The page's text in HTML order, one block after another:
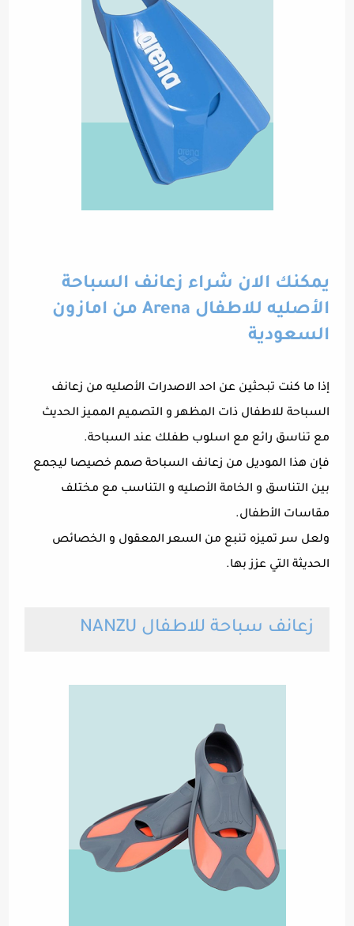
يمكنك الان شراء زعانف السباحة
الأصليه للاطفال Arena من امازون
السعودية
إذا ما كنت تبحثين عن احد الاصدرات الأصليه من زعانف
السباحة للاطفال ذات المظهر و التصميم المميز الحديث
مع تناسق رائع مع اسلوب طفلك عند السباحة.
فإن هذا الموديل من زعانف السباحة صمم خصيصا ليجمع
بين التناسق و الخامة الأصليه و التناسب مع مختلف
مقاسات الأطفال.
ولعل سر تميزه تنبع من السعر المعقول و الخصائص
الحديثة التي عزز بها.
زعانف سباحة للاطفال NANZU